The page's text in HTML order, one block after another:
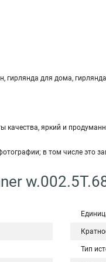
гирлянда для дома,
качества, яркий и
в том числе это
Тип